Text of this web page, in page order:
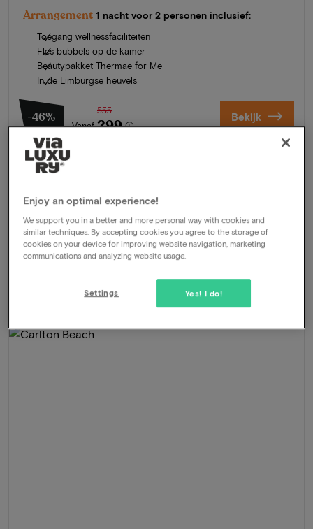
Arrangement 1 nacht voor 2 personen inclusief:
Toegang wellnessfaciliteiten
Fles bubbels op de kamer
Beautypakket Thermae for Me
In de Limburgse heuvels
-46%
Vanaf
555
299 Bekijk
Zomer in Zeeland
Ontdek onze mooiste hotels
Enjoy an optimal experience!
We support you in a better and more personal way with cookies and
similar techniques. By accepting cookies you agree to the storage of
cookies on your device for improving website navigation, marketing
communications and analyzing website usage.
Yes! I do!
Settings